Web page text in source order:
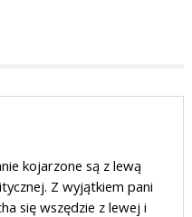
kojarzone są z lewą
Z wyjątkiem pani
się wszędzie z lewej i